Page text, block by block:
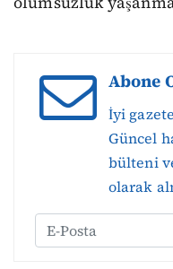
Abone
İyi
Güncel
bülteni
olarak